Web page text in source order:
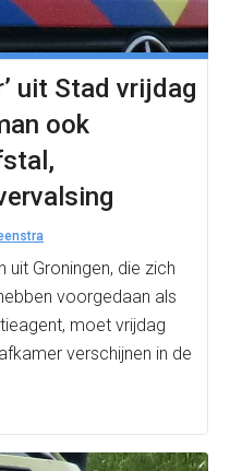
uit Stad vrijdag
ook
uit Groningen, die zich
voorgedaan als
moet vrijdag
verschijnen in de